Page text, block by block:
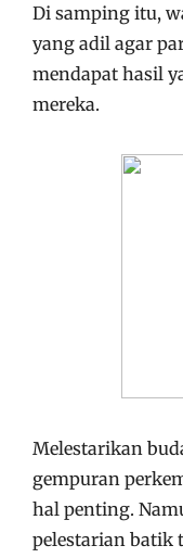
Di samping itu,
yang adil agar
mendapat hasil
mereka.
Melestarikan
gempuran
hal penting.
pelestarian batik